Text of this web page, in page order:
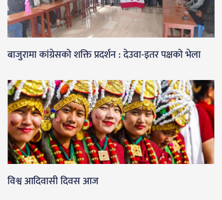
बाजुरामा कांग्रेसको शक्ति प्रदर्शन : देउवा-इतर पक्षको भेला
विश्व आदिवासी दिवस आज